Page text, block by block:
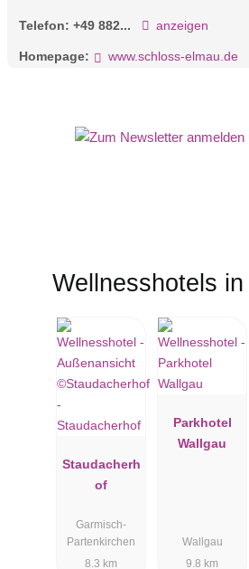
Telefon: +49 882... anzeigen
Homepage: www.schloss-elmau.de
Wellnesshotels
Staudacherh
of
Garmisch-
Partenkirchen
8.3 km
Parkhotel
Wallgau
Wallgau
9.8 km